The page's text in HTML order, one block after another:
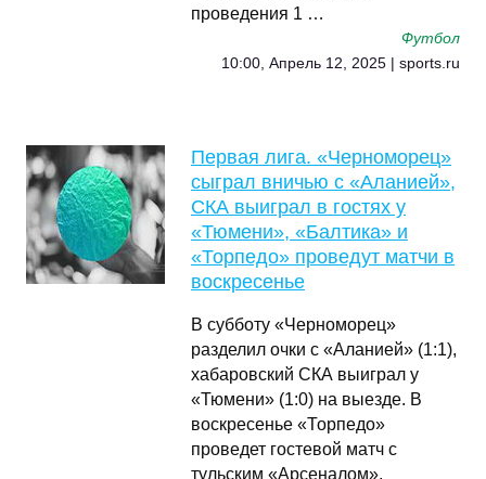
проведения 1 …
Футбол
10:00, Апрель 12, 2025 | sports.ru
Первая лига. «Черноморец»
сыграл вничью с «Аланией»,
СКА выиграл в гостях у
«Тюмени», «Балтика» и
«Торпедо» проведут матчи в
воскресенье
В субботу «Черноморец»
разделил очки с «Аланией» (1:1),
хабаровский СКА выиграл у
«Тюмени» (1:0) на выезде. В
воскресенье «Торпедо»
проведет гостевой матч с
тульским «Арсеналом»,